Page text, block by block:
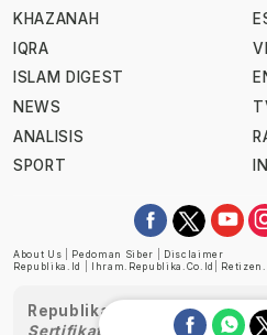
KHAZANAH
IQRA
ISLAM DIGEST
NEWS
ANALISIS
SPORT
About Us Pedoman Siber
Disclaimer
Republika.id
Ihram.republika.co.id
Republika telah diverifikasi
Sertifikat Nomor 1058/DP-